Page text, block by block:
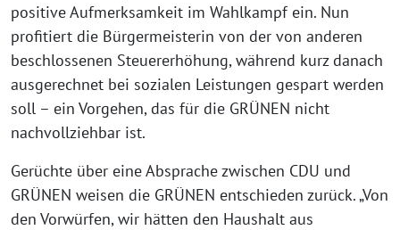
positive Aufmerksamkeit im Wahlkampf ein. Nun
profitiert die Bürgermeisterin von der von anderen
beschlossenen Steuererhöhung, während kurz danach
ausgerechnet bei sozialen Leistungen gespart werden
soll – ein Vorgehen, das für die GRÜNEN nicht
nachvollziehbar ist.
Gerüchte über eine Absprache zwischen CDU und
GRÜNEN weisen die GRÜNEN entschieden zurück. „Von
den Vorwürfen, wir hätten den Haushalt aus